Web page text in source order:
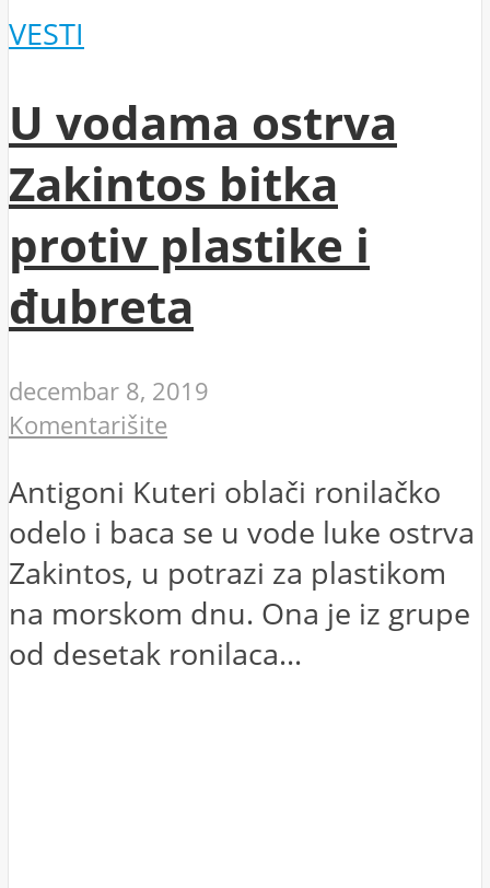
VESTI
U vodama ostrva
Zakintos bitka
protiv plastike i
đubreta
decembar 8, 2019
Komentarišite
Antigoni Kuteri oblači ronilačko
odelo i baca se u vode luke ostrva
Zakintos, u potrazi za plastikom
na morskom dnu. Ona je iz grupe
od desetak ronilaca...